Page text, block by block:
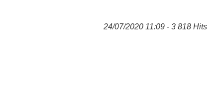
24/07/2020 11:09 - 3 818 Hits